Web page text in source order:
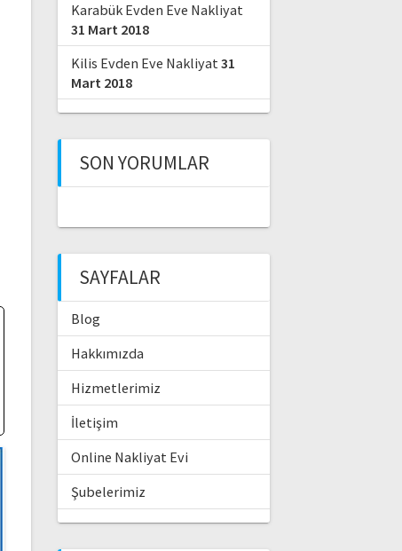
Karabük Evden Eve Nakliyat
31 Mart 2018
Kilis Evden Eve Nakliyat31
Mart 2018
SON YORUMLAR
SAYFALAR
Blog
Hakkımızda
Hizmetlerimiz
İletişim
Online Nakliyat Evi
Şubelerimiz